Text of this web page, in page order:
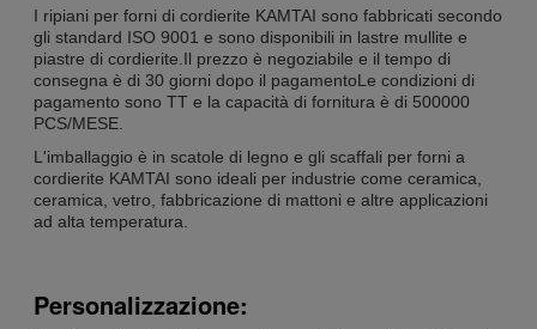
I ripiani per forni di cordierite KAMTAI sono fabbricati secondo
gli standard ISO 9001 e sono disponibili in lastre mullite e
piastre di cordierite.Il prezzo è negoziabile e il tempo di
consegna è di 30 giorni dopo il pagamentoLe condizioni di
pagamento sono TT e la capacità di fornitura è di 500000
PCS/MESE.
L'imballaggio è in scatole di legno e gli scaffali per forni a
cordierite KAMTAI sono ideali per industrie come ceramica,
ceramica, vetro, fabbricazione di mattoni e altre applicazioni
ad alta temperatura.
Personalizzazione: